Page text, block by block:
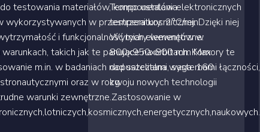
do testowania materiałów, komponentów elektronicznych
wykorzystywanych w przestrzeni kosmicznej. Dzięki niej
i funkcjonalność tych elementów w
takich jak te panujące na orbitach. Komory te
m.in. w badaniach nad satelitami, systemami łączności,
oraz w rozwoju nowych technologii
warunki zewnętrzne.Zastosowanie w
Tempo ustalania
temperatury: 2°C/min
Wymiary wewnętrzne:
800x950x800 mm Max
dopuszczalna waga: 160
kg